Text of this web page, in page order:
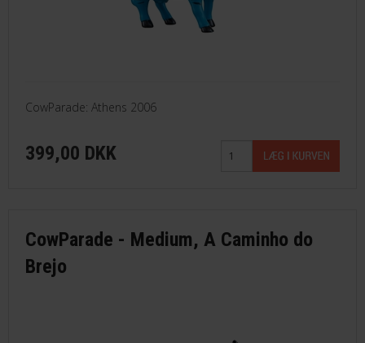
CowParade: Athens 2006
399,00 DKK
CowParade - Medium, A Caminho do
Brejo